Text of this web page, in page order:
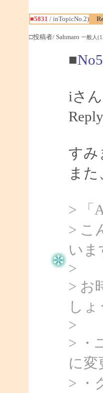
■5831 / inTopicNo.2)
□投稿者/ Sahmaro 一般人
■
iさ
すみ
ま
> 「
> こ
いま
>
> お
しょ
>
> ・
に変
> ・